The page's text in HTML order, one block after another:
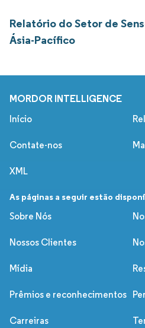
Relatório do Setor de
Ásia-Pacífico
MORDOR INTELLIGENCE
Início
Contate-nos
XML
As páginas a seguir estão
Sobre Nós
Nossos Clientes
Mídia
Prêmios e reconhecimentos
Carreiras